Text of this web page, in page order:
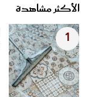
الأكثر مشاهدة
1